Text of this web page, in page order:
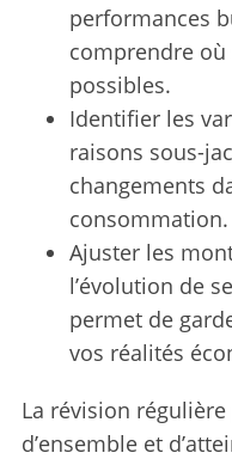
performances
comprendre
possibles.
Identifier les
raisons sous-
changements
consommation.
Ajuster les
l’évolution de
permet de
vos réalités
La révision
d’ensemble et